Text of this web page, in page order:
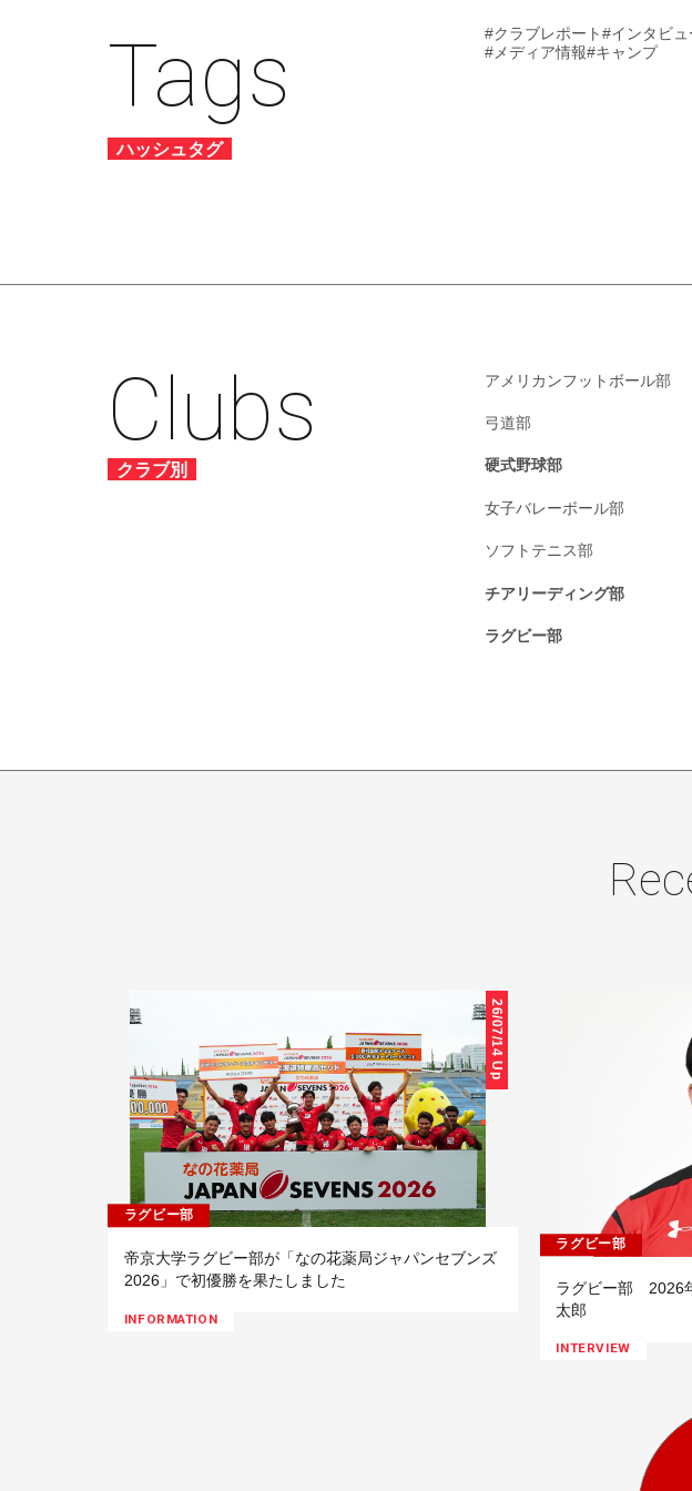
Tags
ハッシュタグ
#クラブレポート#インタビュ
#メディア情報#キャンプ
Clubs
クラブ別
アメリカンフットボール部
弓道部
硬式野球部
女子バレーボール部
ソフトテニス部
チアリーディング部
ラグビー部
26/07/14 Up
ラグビー部
帝京大学ラグビー部が「なの花薬局ジャパンセブンズ
2026」で初優勝を果たしました
INFORMATION
ラグビー部
ラグビー部 2026
太郎
INTERVIEW